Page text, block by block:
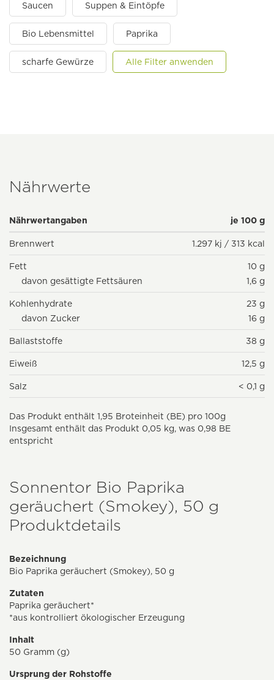
Saucen Suppen & Eintöpfe
Bio Lebensmittel Paprika
scharfe Gewürze Alle Filter anwenden
Nährwerte
Nährwertangaben je 100 g
Brennwert 1.297 kj / 313 kcal
Fett
10 g
davon gesättigte Fettsäuren
1,6 g
Kohlenhydrate
23 g
davon Zucker
16 g
Ballaststoffe 38 g
Eiweiß 12,5 g
Salz < 0,1 g
Das Produkt enthält 1,95 Broteinheit (BE) pro 100g
Insgesamt enthält das Produkt 0,05 kg, was 0,98 BE
entspricht
Sonnentor Bio Paprika
geräuchert (Smokey), 50 g
Produktdetails
Bezeichnung
Bio Paprika geräuchert (Smokey), 50 g
Zutaten
Paprika geräuchert*
*aus kontrolliert ökologischer Erzeugung
Inhalt
50 Gramm (g)
Ursprung der Rohstoffe